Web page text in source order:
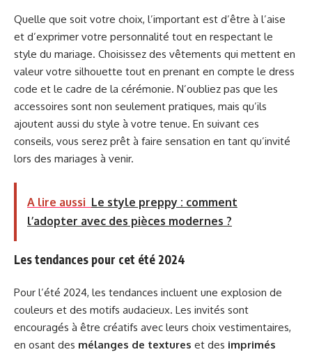
Quelle que soit votre choix, l’important est d’être à l’aise
et d’exprimer votre personnalité tout en respectant le
style du mariage. Choisissez des vêtements qui mettent en
valeur votre silhouette tout en prenant en compte le dress
code et le cadre de la cérémonie. N’oubliez pas que les
accessoires sont non seulement pratiques, mais qu’ils
ajoutent aussi du style à votre tenue. En suivant ces
conseils, vous serez prêt à faire sensation en tant qu’invité
lors des mariages à venir.
A lire aussi Le style preppy : comment
l’adopter avec des pièces modernes ?
Les tendances pour cet été 2024
Pour l’été 2024, les tendances incluent une explosion de
couleurs et des motifs audacieux. Les invités sont
encouragés à être créatifs avec leurs choix vestimentaires,
en osant des mélanges de textures et des imprimés